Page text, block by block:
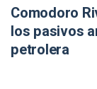
Comodoro
los pasivos
petrolera